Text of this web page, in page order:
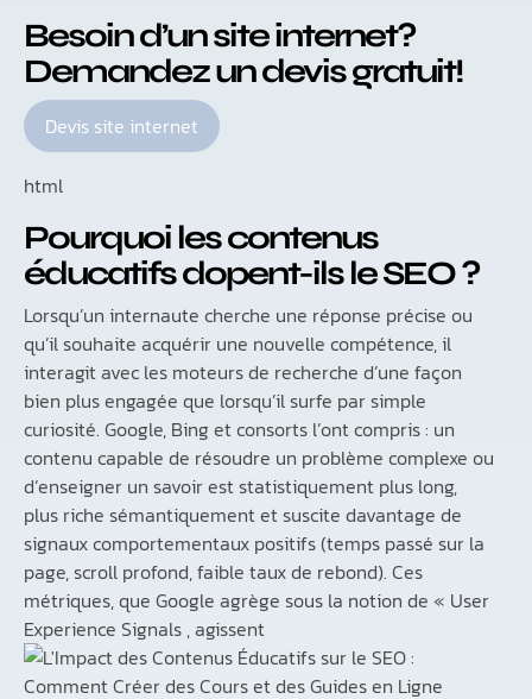
Besoin d’un site internet?
Demandez un devis gratuit!
Devis site internet
html
Pourquoi les contenus
éducatifs dopent-ils le SEO ?
Lorsqu’un internaute cherche une réponse précise ou
qu’il souhaite acquérir une nouvelle compétence, il
interagit avec les moteurs de recherche d’une façon
bien plus engagée que lorsqu’il surfe par simple
curiosité. Google, Bing et consorts l’ont compris : un
contenu capable de résoudre un problème complexe ou
d’enseigner un savoir est statistiquement plus long,
plus riche sémantiquement et suscite davantage de
signaux comportementaux positifs (temps passé sur la
page, scroll profond, faible taux de rebond). Ces
métriques, que Google agrège sous la notion de « User
Experience Signals , agissent